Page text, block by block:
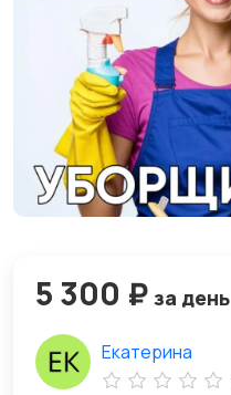
5 300 ₽ за день
Екатерина